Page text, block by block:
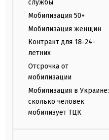
службы
Мобилизация 50+
Мобилизация женщин
Контракт для 18-24-
летних
Отсрочка от
мобилизации
Мобилизация в Украине:
сколько человек
мобилизует ТЦК